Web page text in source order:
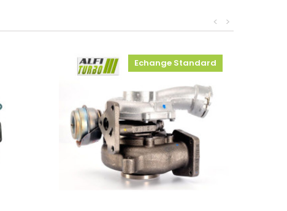
>
<
Echange Standard